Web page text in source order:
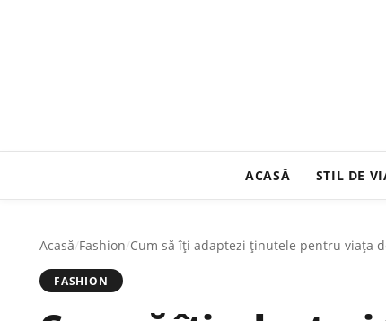
ACASĂ STIL DE
Acasă/Fashion/Cum să îți adaptezi ținutele pentru viața
FASHION